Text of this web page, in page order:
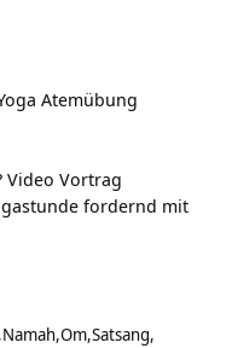
Atemübung
Video Vortrag
fordernd mit
Namah Om Satsang